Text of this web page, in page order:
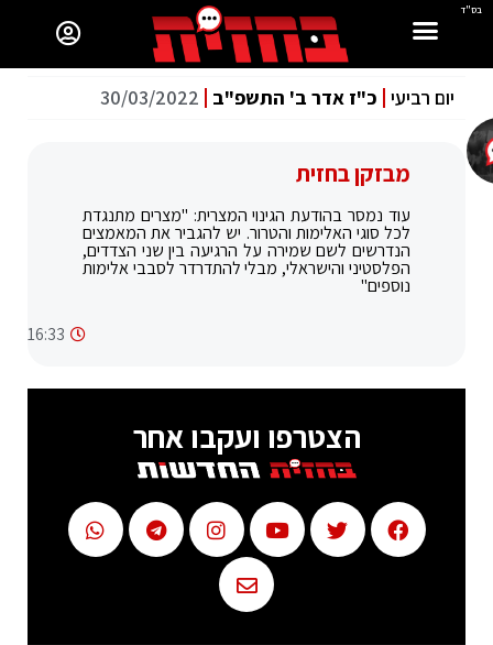
בס"ד
יום רביעי כ"ז אדר ב' התשפ"ב 30/03/2022
מבזקן בחזית
עוד נמסר בהודעת הגינוי המצרית: "מצרים מתנגדת
לכל סוגי האלימות והטרור. יש להגביר את המאמצים
הנדרשים לשם שמירה על הרגיעה בין שני הצדדים,
הפלסטיני והישראלי, מבלי להתדרדר לסבבי אלימות
נוספים"
16:33
הצטרפו ועקבו אחר